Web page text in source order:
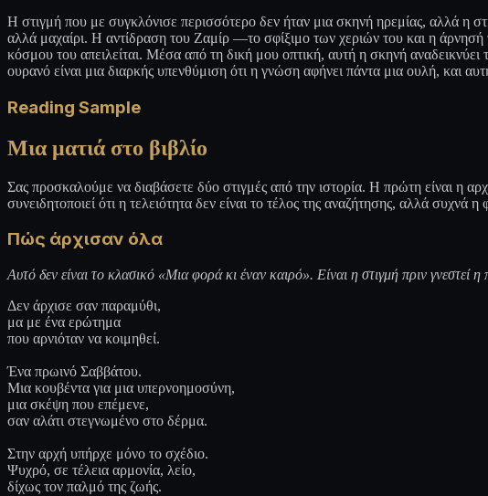
Η στιγμή που με συγκλόνισε περισσότερο δεν ήταν μια σκηνή ηρεμίας, αλλά η
αλλά μαχαίρι. Η αντίδραση του Ζαμίρ —το σφίξιμο των χεριών του και η
κόσμου του απειλείται. Μέσα από τη δική μου οπτική, αυτή η σκηνή αναδεικνύει
ουρανό είναι μια διαρκής υπενθύμιση ότι η γνώση αφήνει πάντα μια ουλή, και
Reading Sample
Μια ματιά στο βιβλίο
Σας προσκαλούμε να διαβάσετε δύο στιγμές από την ιστορία. Η πρώτη είναι η
συνειδητοποιεί ότι η τελειότητα δεν είναι το τέλος της αναζήτησης, αλλά συχνά η
Πώς άρχισαν όλα
Αυτό δεν είναι το κλασικό «Μια φορά κι έναν καιρό». Είναι η στιγμή πριν
Δεν άρχισε σαν παραμύθι,
μα με ένα ερώτημα
που αρνιόταν να κοιμηθεί.
Ένα πρωινό Σαββάτου.
Μια κουβέντα για μια υπερνοημοσύνη,
μια σκέψη που επέμενε,
σαν αλάτι στεγνωμένο στο δέρμα.
Στην αρχή υπήρχε μόνο το σχέδιο.
Ψυχρό, σε τέλεια αρμονία, λείο,
δίχως τον παλμό της ζωής.